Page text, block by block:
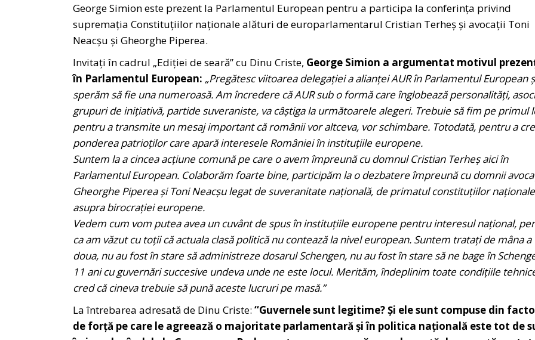
George Simion este prezent la Parlamentul European pentru a participa la conferința privind
supremația Constituțiilor naționale alături de europarlamentarul Cristian Terheș și avocații Toni
Neacșu și Gheorghe Piperea.
Invitați în cadrul „Ediției de seară” cu Dinu Criste, George Simion a argumentat motivul
în Parlamentul European: „Pregătesc viitoarea delegației a alianței AUR în Parlamentul European
sperăm să fie una numeroasă. Am încredere că AUR sub o formă care înglobează personalități,
grupuri de inițiativă, partide suveraniste, va câștiga la următoarele alegeri. Trebuie să fim pe primul
pentru a transmite un mesaj important că românii vor altceva, vor schimbare. Totodată, pentru a
ponderea patrioților care apară interesele României în instituțiile europene.
Suntem la a cincea acțiune comună pe care o avem împreună cu domnul Cristian Terheș aici în
Parlamentul European. Colaborăm foarte bine, participăm la o dezbatere împreună cu domnii
Gheorghe Piperea și Toni Neacșu legat de suveranitate națională, de primatul constituțiilor naționale
asupra birocrației europene.
Vedem cum vom putea avea un cuvânt de spus în instituțiile europene pentru interesul național,
ca am văzut cu toții că actuala clasă politică nu contează la nivel european. Suntem tratați de mâna a
doua, nu au fost în stare să administreze dosarul Schengen, nu au fost în stare să ne bage în
11 ani cu guvernări succesive undeva unde ne este locul. Merităm, îndeplinim toate condițiile
cred că cineva trebuie să pună aceste lucruri pe masă.”
La întrebarea adresată de Dinu Criste: “Guvernele sunt legitime? Și ele sunt compuse din
de forță pe care le agreează o majoritate parlamentară și în politica națională este tot de